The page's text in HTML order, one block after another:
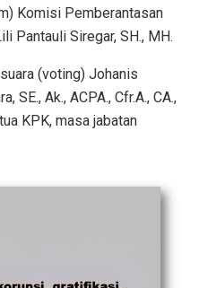
Komisi Pemberantasan
Pantauli Siregar, SH., MH.
(voting) Johanis
SE., Ak., ACPA., Cfr.A., CA.,
KPK, masa jabatan